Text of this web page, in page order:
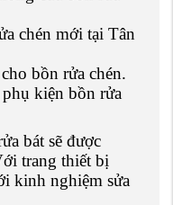
chén mới tại Tân
bồn rửa chén.
kiện bồn rửa
bát sẽ được
trang thiết bị
kinh nghiệm sửa